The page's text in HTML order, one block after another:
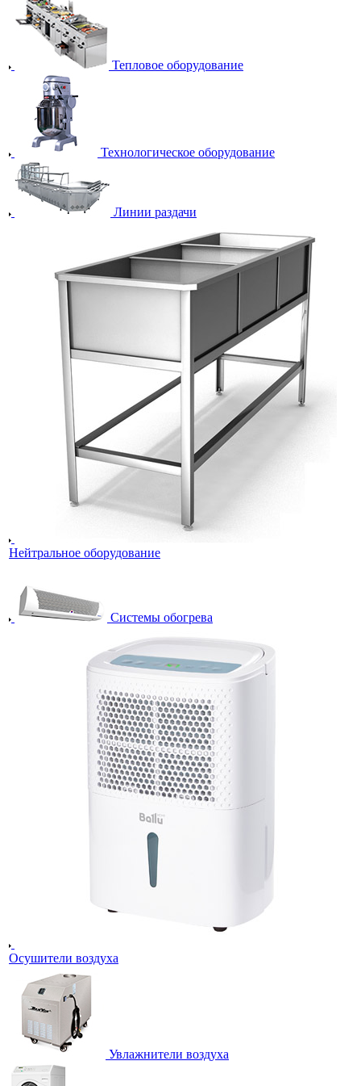
Тепловое оборудование
Технологическое оборудование
Линии раздачи
Нейтральное оборудование
Системы обогрева
Осушители воздуха
Увлажнители воздуха